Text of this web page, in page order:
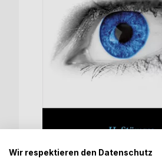
Wir respektieren den Datenschutz